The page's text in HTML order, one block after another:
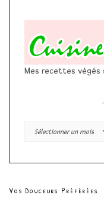
Mes recettes végés
Archives
Vos Douceurs Préférées